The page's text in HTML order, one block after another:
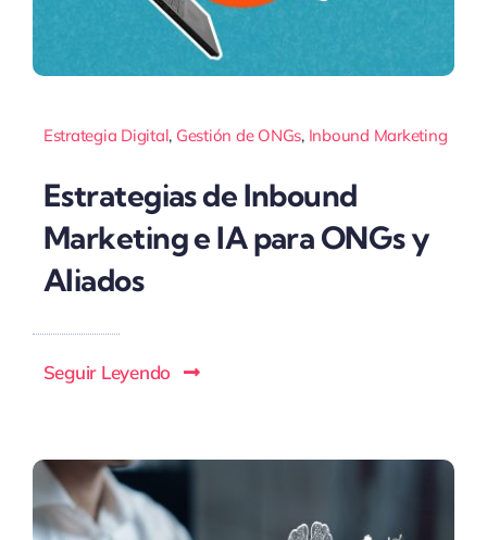
Estrategia Digital, Gestión de ONGs, Inbound Marketing
Estrategias de Inbound
Marketing e IA para ONGs y
Aliados
Seguir Leyendo